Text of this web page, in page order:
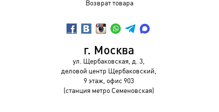
Возврат товара
г. Москва
ул. Щербаковская, д. 3,
деловой центр Щербаковский,
9 этаж, офис 903
(станция метро Семеновская)